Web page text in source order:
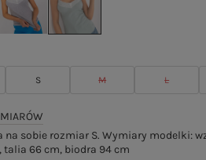
S M L
na sobie rozmiar S. Wymiary modelki:
talia 66 cm, biodra 94 cm